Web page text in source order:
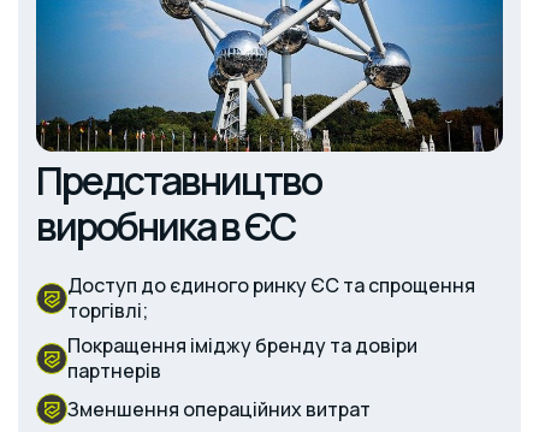
Представництво
виробника в ЄС
Доступ до єдиного ринку ЄС та спрощення
торгівлі;
Покращення іміджу бренду та довіри
партнерів
Зменшення операційних витрат